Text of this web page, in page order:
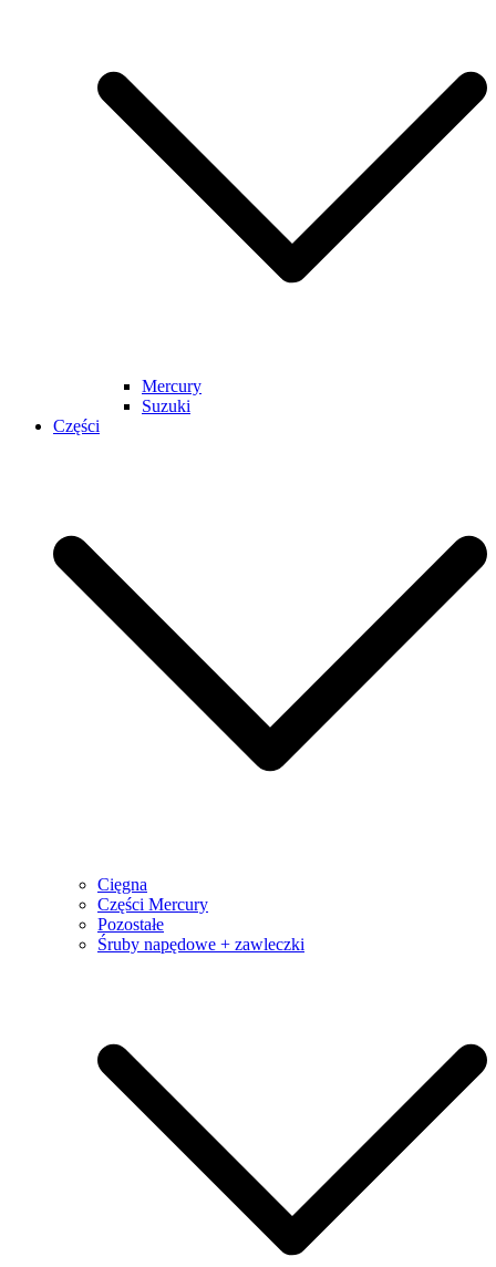
Mercury
Suzuki
Części
Cięgna
Części Mercury
Pozostałe
Śruby napędowe + zawleczki